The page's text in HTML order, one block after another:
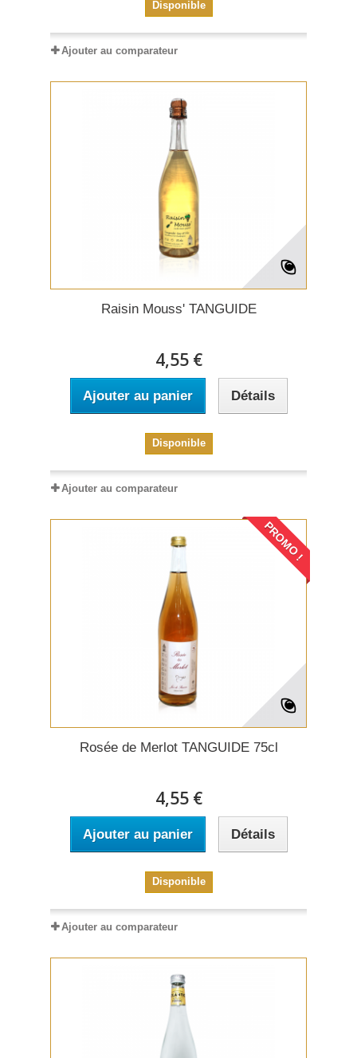
Disponible
Ajouter au comparateur
Raisin Mouss' TANGUIDE
4,55 €
Ajouter au panier Détails
Disponible
Ajouter au comparateur
PROMO !
Rosée de Merlot TANGUIDE 75cl
4,55 €
Ajouter au panier Détails
Disponible
Ajouter au comparateur